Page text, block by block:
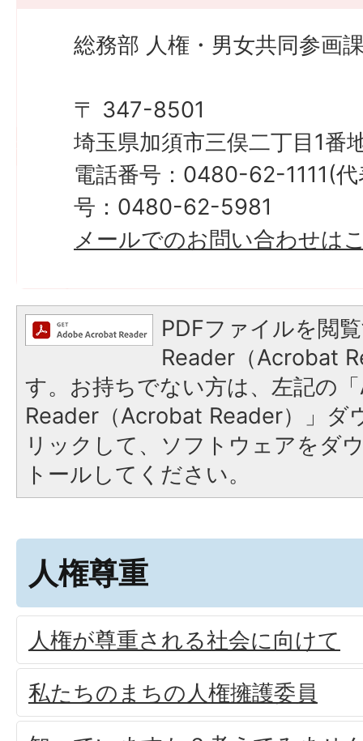
総務部 人権・男女共同参画
〒 347-8501
埼玉県加須市三俣二丁目1番
電話番号：0480-62-1111(
号：0480-62-5981
メールでのお問い合わせは
PDFファイルを閲
Reader（Acrobat
す。お持ちでない方は、左記の
Reader（Acrobat Reader）」ダ
リックして、ソフトウェアをダ
トールしてください。
人権尊重
人権が尊重される社会に向けて
私たちのまちの人権擁護委員